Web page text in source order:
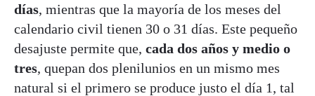
días, mientras que la mayoría de los meses del
calendario civil tienen 30 o 31 días. Este pequeño
desajuste permite que, cada dos años y medio o
tres, quepan dos plenilunios en un mismo mes
natural si el primero se produce justo el día 1, tal